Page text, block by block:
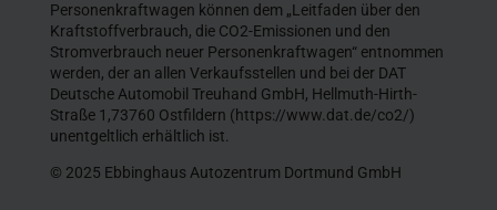
Personenkraftwagen können dem „Leitfaden über den
Kraftstoffverbrauch, die CO2-Emissionen und den
Stromverbrauch neuer Personenkraftwagen“ entnommen
werden, der an allen Verkaufsstellen und bei der DAT
Deutsche Automobil Treuhand GmbH, Hellmuth-Hirth-
Straße 1,73760 Ostfildern (https://www.dat.de/co2/)
unentgeltlich erhältlich ist.
© 2025 Ebbinghaus Autozentrum Dortmund GmbH